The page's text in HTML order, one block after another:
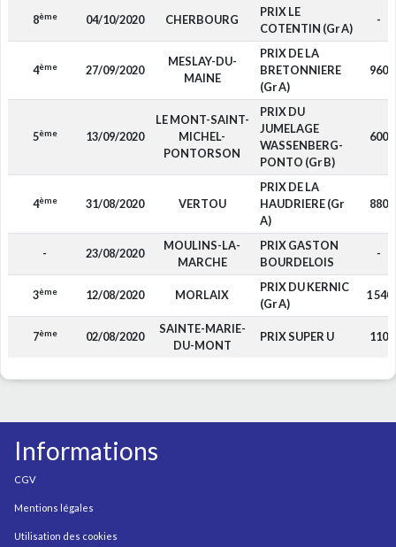
8ème 04/10/2020 CHERBOURG
PRIX LE
COTENTIN (Gr A)
-
4ème 27/09/2020
MESLAY-DU-
MAINE
PRIX DE LA
BRETONNIERE
(Gr A)
960
5ème 13/09/2020
LE MONT-SAINT-
MICHEL-
PONTORSON
PRIX DU
JUMELAGE
WASSENBERG-
PONTO (Gr B)
600
4ème 31/08/2020 VERTOU
PRIX DE LA
HAUDRIERE (Gr
A)
880
- 23/08/2020
MOULINS-LA-
MARCHE
PRIX GASTON
BOURDELOIS
-
3ème 12/08/2020 MORLAIX
PRIX DU KERNIC
(Gr A)
1 540
7ème 02/08/2020
SAINTE-MARIE-
DU-MONT
PRIX SUPER U 110
Informations
CGV
Mentions légales
Utilisation des cookies